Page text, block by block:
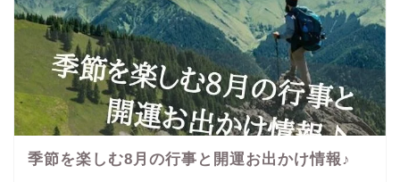
季節を楽しむ8月の行事と開運お出かけ情報♪